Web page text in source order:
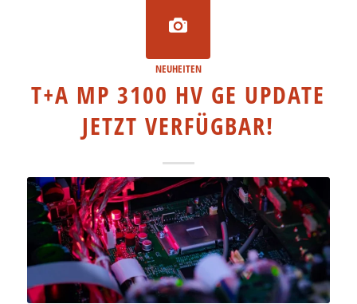
NEUHEITEN
T+A MP 3100 HV GE UPDATE
JETZT VERFÜGBAR!